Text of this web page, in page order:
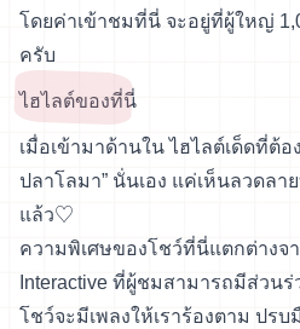
โดยค่าเข้าชมที่นี่ จะอยู่ที่ผู้ใหญ่
ครับ
ไฮไลต์ของที่นี่
เมื่อเข้ามาด้านใน ไฮไลต์เด็ดที่ต้อ
ปลาโลมา” นั่นเอง แค่เห็นลวดลา
แล้ว♡
ความพิเศษของโชว์ที่นี่แตกต่างจ
Interactive ที่ผู้ชมสามารถมีส่วน
โชว์จะมีเพลงให้เราร้องตาม ป